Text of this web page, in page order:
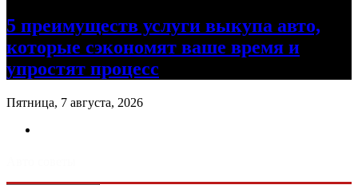
5 преимуществ услуги выкупа авто,
которые сэкономят ваше время и
упростят процесс
Пятница, 7 августа, 2026